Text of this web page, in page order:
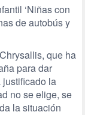
‘Niñas con
de autobús y
que ha
para dar
justificado la
no se elige, se
la situación